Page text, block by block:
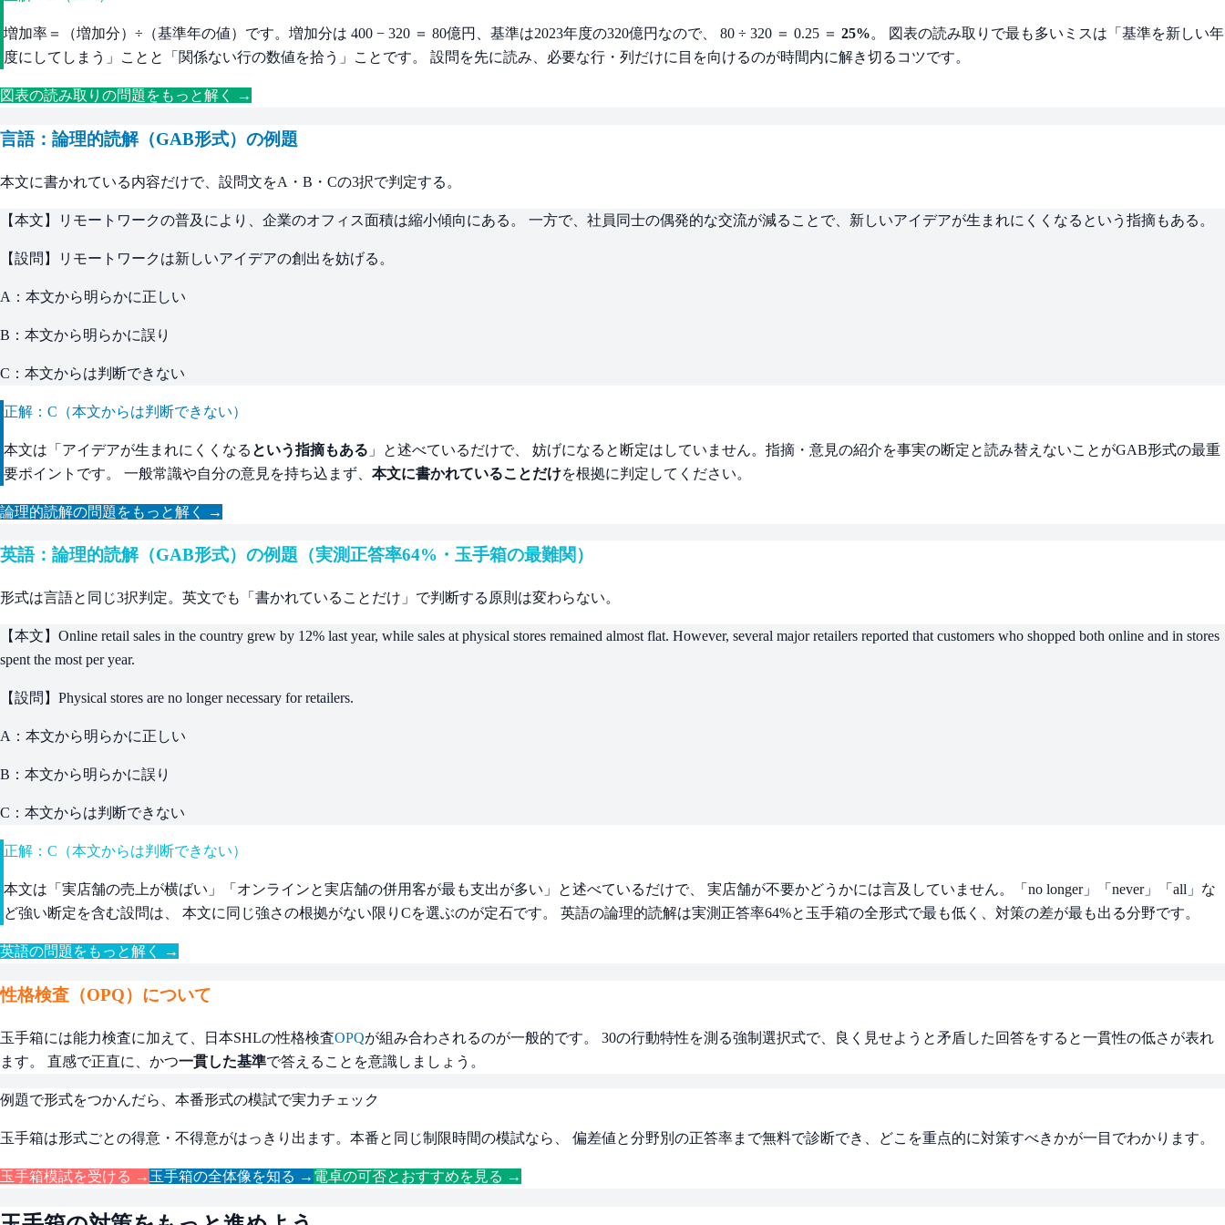
増加率＝（増加分）÷（基準年の値）です。増加分は 400 − 320 ＝ 80億円、基準は2023年度の320億円なので、 80 ÷ 320 ＝ 0.25 ＝ 25%。 図表の読み取りで最も多いミスは「基準を新しい年
度にしてしまう」ことと「関係ない行の数値を拾う」ことです。 設問を先に読み、必要な行・列だけに目を向けるのが時間内に解き切るコツです。
図表の読み取りの問題をもっと解く →
言語：論理的読解（GAB形式）の例題
本文に書かれている内容だけで、設問文をA・B・Cの3択で判定する。
【本文】リモートワークの普及により、企業のオフィス面積は縮小傾向にある。 一方で、社員同士の偶発的な交流が減ることで、新しいアイデアが生まれにくくなるという指摘もある。
【設問】リモートワークは新しいアイデアの創出を妨げる。
A：本文から明らかに正しい
B：本文から明らかに誤り
C：本文からは判断できない
正解：C（本文からは判断できない）
本文は「アイデアが生まれにくくなる という指摘もある 」と述べているだけで、 妨げになると断定はしていません。指摘・意見の紹介を事実の断定と読み替えないことがGAB形式の最重
要ポイントです。 一般常識や自分の意見を持ち込まず、 本文に書かれていることだけを根拠に判定してください。
論理的読解の問題をもっと解く →
英語：論理的読解（GAB形式）の例題（実測正答率64%・玉手箱の最難関）
形式は言語と同じ3択判定。英文でも「書かれていることだけ」で判断する原則は変わらない。
【本文】Online retail sales in the country grew by 12% last year, while sales at physical stores remained almost flat. However, several major retailers reported that customers who shopped both online and in stores
spent the most per year.
【設問】Physical stores are no longer necessary for retailers.
A：本文から明らかに正しい
B：本文から明らかに誤り
C：本文からは判断できない
正解：C（本文からは判断できない）
本文は「実店舗の売上が横ばい」「オンラインと実店舗の併用客が最も支出が多い」と述べているだけで、 実店舗が不要かどうかには言及していません。「no longer」「never」「all」な
ど強い断定を含む設問は、 本文に同じ強さの根拠がない限りCを選ぶのが定石です。 英語の論理的読解は実測正答率64%と玉手箱の全形式で最も低く、対策の差が最も出る分野です。
英語の問題をもっと解く →
性格検査（OPQ）について
玉手箱には能力検査に加えて、日本SHLの性格検査OPQが組み合わされるのが一般的です。 30の行動特性を測る強制選択式で、良く見せようと矛盾した回答をすると一貫性の低さが表れ
ます。 直感で正直に、かつ一貫した基準で答えることを意識しましょう。
例題で形式をつかんだら、本番形式の模試で実力チェック
玉手箱は形式ごとの得意・不得意がはっきり出ます。本番と同じ制限時間の模試なら、 偏差値と分野別の正答率まで無料で診断でき、どこを重点的に対策すべきかが一目でわかります。
玉手箱模試を受ける → 玉手箱の全体像を知る → 電卓の可否とおすすめを見る →